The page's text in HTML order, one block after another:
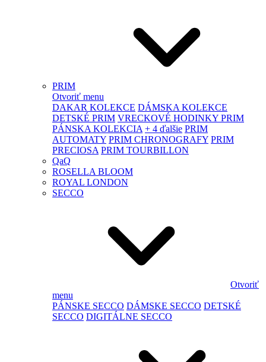
PRIM
Otvoriť menu
DAKAR KOLEKCE DÁMSKA KOLEKCE
DETSKÉ PRIM VRECKOVÉ HODINKY PRIM
PÁNSKA KOLEKCIA + 4 ďalšie PRIM
AUTOMATY PRIM CHRONOGRAFY PRIM
PRECIOSA PRIM TOURBILLON
QaQ
ROSELLA BLOOM
ROYAL LONDON
SECCO
Otvoriť
menu
PÁNSKE SECCO DÁMSKE SECCO DETSKÉ
SECCO DIGITÁLNE SECCO